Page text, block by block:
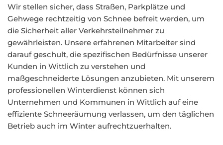
Wir stellen sicher, dass Straßen, Parkplätze und
Gehwege rechtzeitig von Schnee befreit werden, um
die Sicherheit aller Verkehrsteilnehmer zu
gewährleisten. Unsere erfahrenen Mitarbeiter sind
darauf geschult, die spezifischen Bedürfnisse unserer
Kunden in Wittlich zu verstehen und
maßgeschneiderte Lösungen anzubieten. Mit unserem
professionellen Winterdienst können sich
Unternehmen und Kommunen in Wittlich auf eine
effiziente Schneeräumung verlassen, um den täglichen
Betrieb auch im Winter aufrechtzuerhalten.